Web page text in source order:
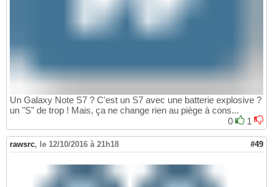
Un Galaxy Note S7 ? C'est un S7 avec une batterie explosive ?
un "S" de trop ! Mais, ça ne change rien au piège à cons...
0
1
rawsrc, le 12/10/2016 à 21h18 #49